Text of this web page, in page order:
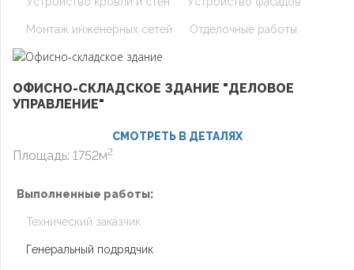
Монтаж инженерных сетей Отделочные работы
ОФИСНО-СКЛАДСКОЕ ЗДАНИЕ "ДЕЛОВОЕ
УПРАВЛЕНИЕ"
СМОТРЕТЬ В ДЕТАЛЯХ
Площадь: 1752м2
Выполненные работы:
Технический заказчик
Генеральный подрядчик